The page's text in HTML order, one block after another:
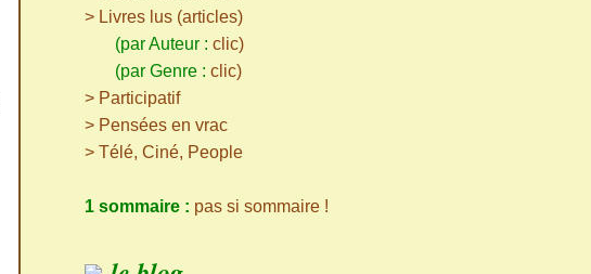
> Livres lus (articles)
(par Auteur : clic)
(par Genre : clic)
> Participatif
> Pensées en vrac
> Télé, Ciné, People
1 sommaire : pas si sommaire !